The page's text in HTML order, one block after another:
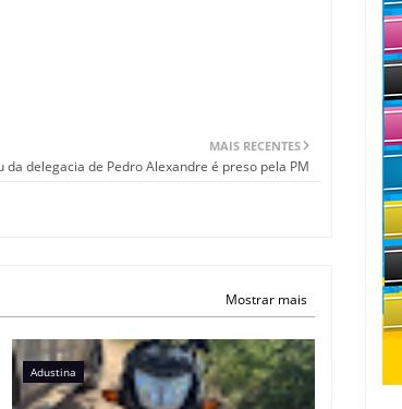
MAIS RECENTES
da delegacia de Pedro Alexandre é preso pela PM
Mostrar mais
Adustina